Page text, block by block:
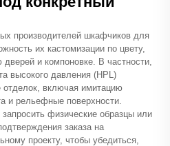
производителей шкафчиков для
их кастомизации по цвету,
дверей и компоновке. В частности,
высокого давления (HPL)
отделок, включая имитацию
и рельефные поверхности.
физические образцы или
заказа на
проекту, чтобы убедиться,